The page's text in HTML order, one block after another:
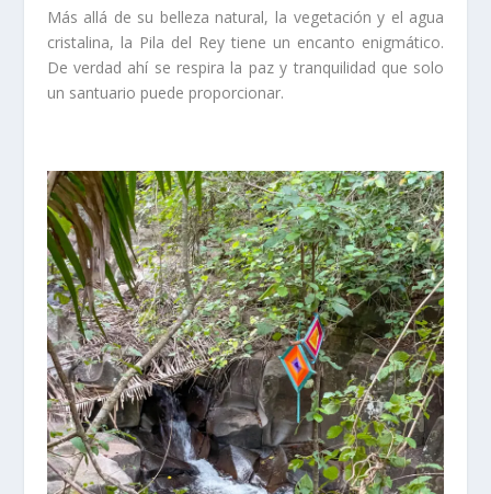
Más allá de su belleza natural, la vegetación y el agua
cristalina, la Pila del Rey tiene un encanto enigmático.
De verdad ahí se respira la paz y tranquilidad que solo
un santuario puede proporcionar.